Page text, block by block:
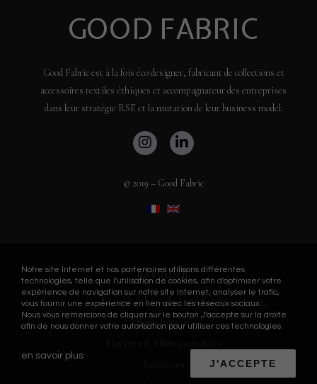
GOOD FABRIC
Good Fabric est à la fois éco designer, fabricant de collections et
accessoires textiles éthiques et accompagnateur des entreprises
dans leur stratégie RSE et la mutation de leur business model.
© 2019 – Good Fabric
NAVIGUER
La mode éthique by Good Fabric
Notre histoire
Notre site Internet et nos partenaires utilisons différentes
technologies, telle que l'utilisation de cookies, afin d'optimiser votre
expérience de navigation sur notre site Internet, analyser le trafic,
vous fournir une expérience en lien avec les réseaux sociaux ...
Nous vous remercions de cliquer sur le bouton J'accepte sur la droite
afin de nous donner votre autorisation pour utiliser ces technologies.
en savoir plus
J'ACCEPTE